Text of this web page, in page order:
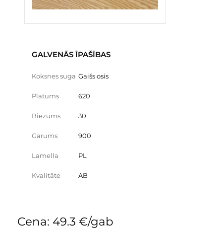
GALVENĀS ĪPAŠĪBAS
Koksnes suga Gaišs osis
Platums 620
Biezums 30
Garums 900
Lamella PL
Kvalitāte AB
Cena: 49.3 €/gab